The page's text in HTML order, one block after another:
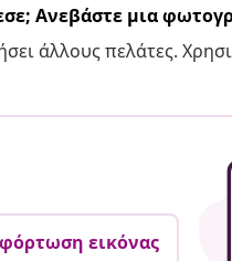
Ανεβάστε μια
άλλους πελάτες.
εικόνας